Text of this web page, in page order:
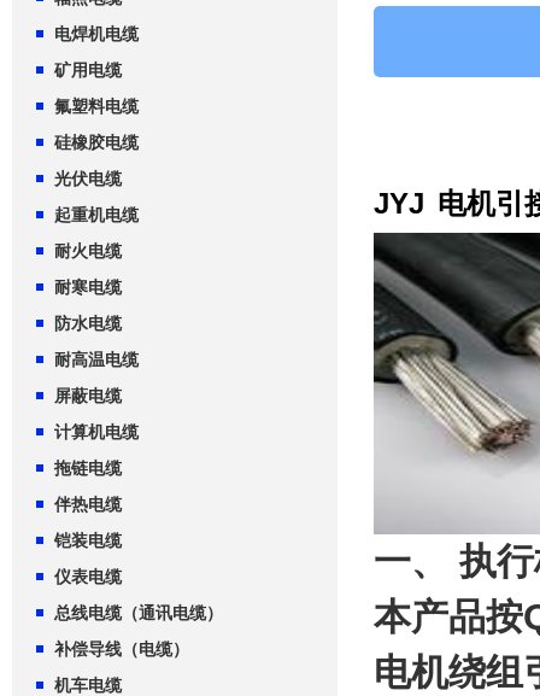
电焊机电缆
矿用电缆
氟塑料电缆
硅橡胶电缆
光伏电缆
起重机电缆
耐火电缆
耐寒电缆
防水电缆
耐高温电缆
屏蔽电缆
计算机电缆
拖链电缆
伴热电缆
铠装电缆
仪表电缆
总线电缆（通讯电缆）
补偿导线（电缆）
机车电缆
JYJ 电机引
一、 执
本产品按
电机绕组